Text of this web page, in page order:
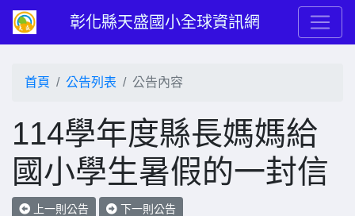
彰化縣天盛國小全球資訊網
首頁 公告列表 公告內容
114學年度縣長媽媽給
國小學生暑假的一封信
上一則公告 下一則公告